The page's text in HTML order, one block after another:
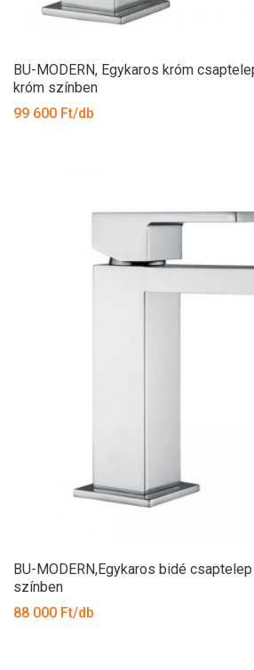
BU-MODERN, Egykaros króm
króm színben
99 600 Ft/db
BU-MODERN,Egykaros bidé
színben
88 000 Ft/db